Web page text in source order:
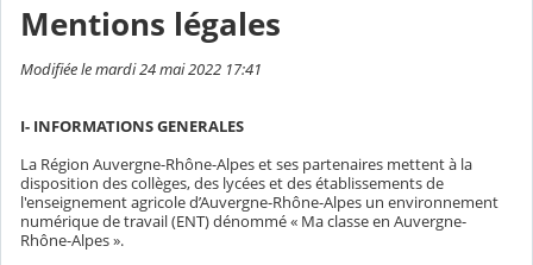
Mentions légales
Modifiée le mardi 24 mai 2022 17:41
I- INFORMATIONS GENERALES
La Région Auvergne-Rhône-Alpes et ses partenaires mettent à la
disposition des collèges, des lycées et des établissements de
l'enseignement agricole d’Auvergne-Rhône-Alpes un environnement
numérique de travail (ENT) dénommé « Ma classe en Auvergne-
Rhône-Alpes ».